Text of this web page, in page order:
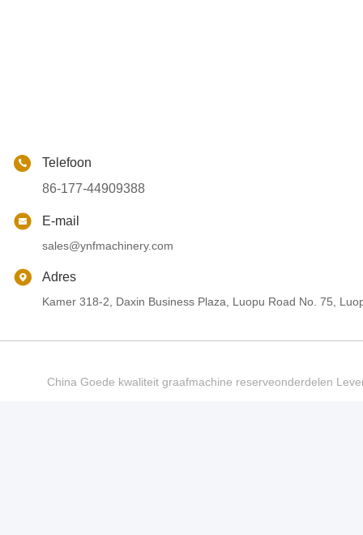
Telefoon
86-177-44909388
E-mail
sales@ynfmachinery.com
Adres
Kamer 318-2, Daxin Business Plaza, Luopu Road No. 75,
China Goede kwaliteit graafmachine reserveonderdelen